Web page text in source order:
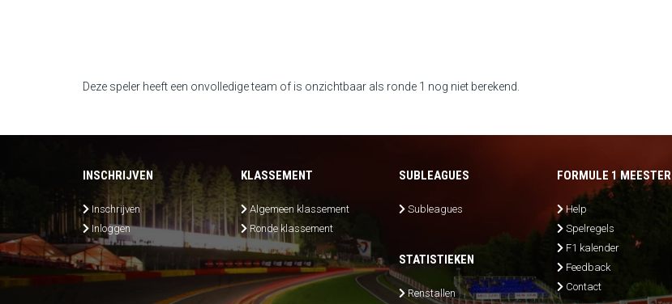
Deze speler heeft een onvolledige team of is onzichtbaar als ronde 1 nog niet berekend.
INSCHRIJVEN
Inschrijven
Inloggen
KLASSEMENT
Algemeen klassement
Ronde klassement
SUBLEAGUES
Subleagues
STATISTIEKEN
Renstallen
FORMULE 1 MEESTER
Help
Spelregels
F1 kalender
Feedback
Contact